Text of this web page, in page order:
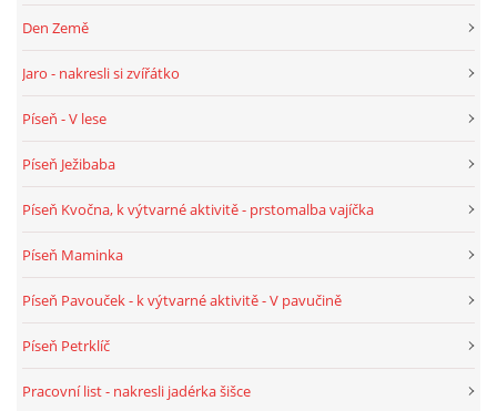
DUŠIČKY
SVATÁ KATEŘINA 25.LISTOPADU
MIKULÁŠ, ČERTI
Den Země
Jaro - nakresli si zvířátko
Píseň - V lese
Píseň Ježibaba
Píseň Kvočna, k výtvarné aktivitě - prstomalba vajíčka
Píseň Maminka
Píseň Pavouček - k výtvarné aktivitě - V pavučině
Píseň Petrklíč
Pracovní list - nakresli jadérka šišce